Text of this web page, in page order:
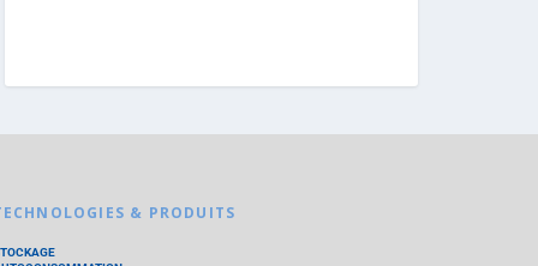
& PRODUITS